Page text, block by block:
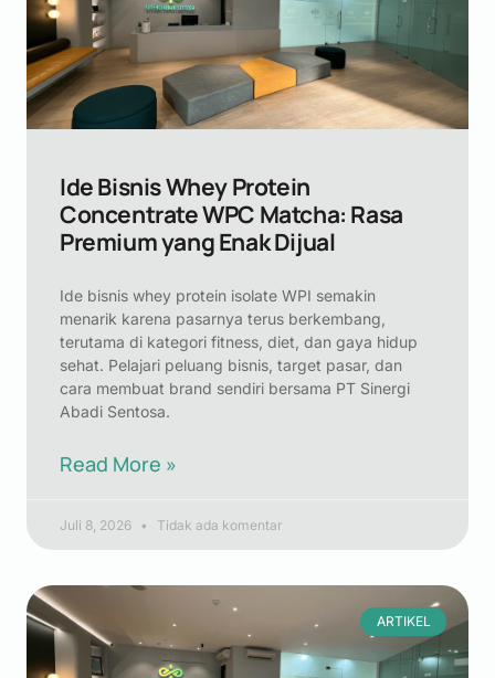
Ide Bisnis Whey Protein
Concentrate WPC Matcha: Rasa
Premium yang Enak Dijual
Ide bisnis whey protein isolate WPI semakin
menarik karena pasarnya terus berkembang,
terutama di kategori fitness, diet, dan gaya hidup
sehat. Pelajari peluang bisnis, target pasar, dan
cara membuat brand sendiri bersama PT Sinergi
Abadi Sentosa.
Read More »
Juli 8, 2026 Tidak ada komentar
ARTIKEL